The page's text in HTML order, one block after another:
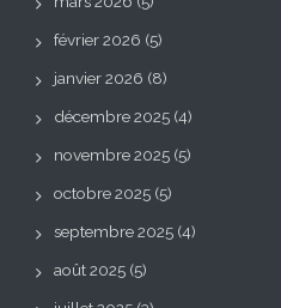
février 2026 (5)
janvier 2026 (8)
décembre 2025 (4)
novembre 2025 (5)
octobre 2025 (5)
septembre 2025 (4)
août 2025 (5)